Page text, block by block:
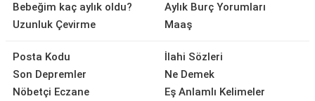
Bebeğim kaç aylık oldu?
Uzunluk Çevirme
Aylık Burç Yorumları
Maaş
Posta Kodu
Son Depremler
Nöbetçi Eczane
İlahi Sözleri
Ne Demek
Eş Anlamlı Kelimeler